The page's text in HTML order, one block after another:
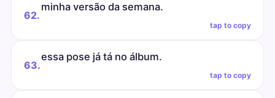
62.
minha versão da semana.
tap to copy
63.
essa pose já tá no álbum.
tap to copy